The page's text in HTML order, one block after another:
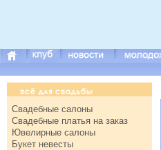
Свадебные салоны
Свадебные платья на заказ
Ювелирные салоны
Букет невесты